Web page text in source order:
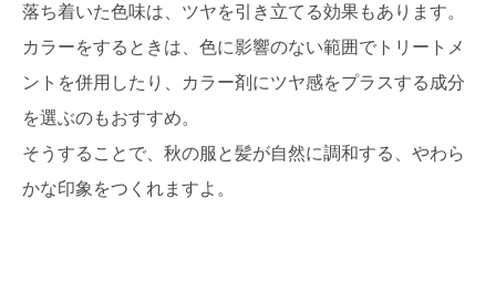
落ち着いた色味は、ツヤを引き立てる効果もあります。
カラーをするときは、色に影響のない範囲でトリートメ
ントを併用したり、カラー剤にツヤ感をプラスする成分
を選ぶのもおすすめ。
そうすることで、秋の服と髪が自然に調和する、やわら
かな印象をつくれますよ。